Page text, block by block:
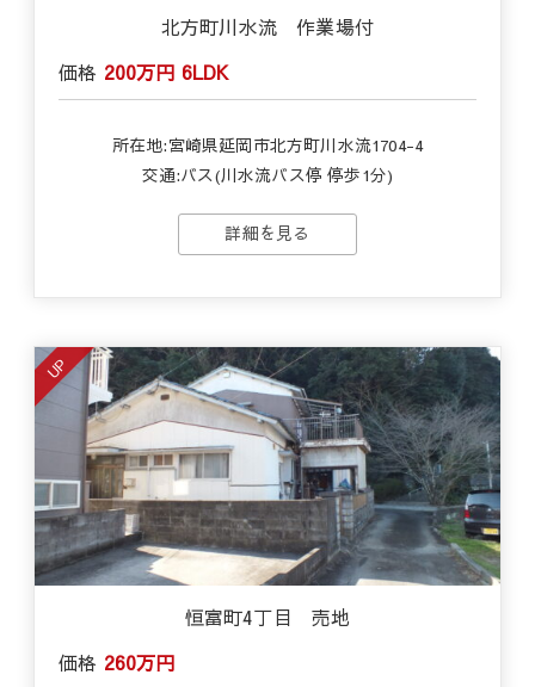
北方町川水流 作業場付
価格 200万円 6LDK
所在地:宮崎県延岡市北方町川水流1704-4
交通:バス(川水流バス停 停歩1分)
詳細を見る
UP
恒富町4丁目 売地
価格 260万円